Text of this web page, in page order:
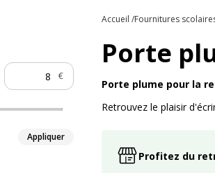
€
Appliquer
Accueil Fournitures
Porte
Porte plume pour la
Retrouvez le plaisir
Profitez du